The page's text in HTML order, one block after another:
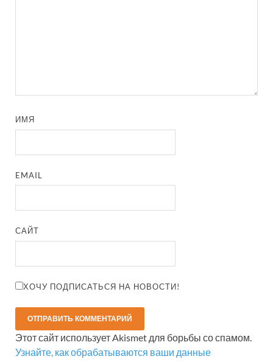
ИМЯ
EMAIL
САЙТ
ХОЧУ ПОДПИСАТЬСЯ НА НОВОСТИ!
Этот сайт использует Akismet для борьбы со спамом.
Узнайте, как обрабатываются ваши данные